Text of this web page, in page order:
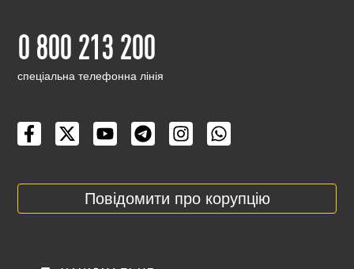
0 800 213 200
cпеціальна телефонна лінія
Повідомити про корупцію